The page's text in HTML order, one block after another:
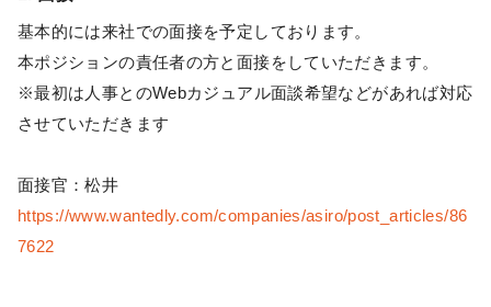
基本的には来社での面接を予定しております。
本ポジションの責任者の方と面接をしていただきます。
※最初は人事とのWebカジュアル面談希望などがあれば対応
させていただきます
面接官：松井
https://www.wantedly.com/companies/asiro/post_articles/86
7622